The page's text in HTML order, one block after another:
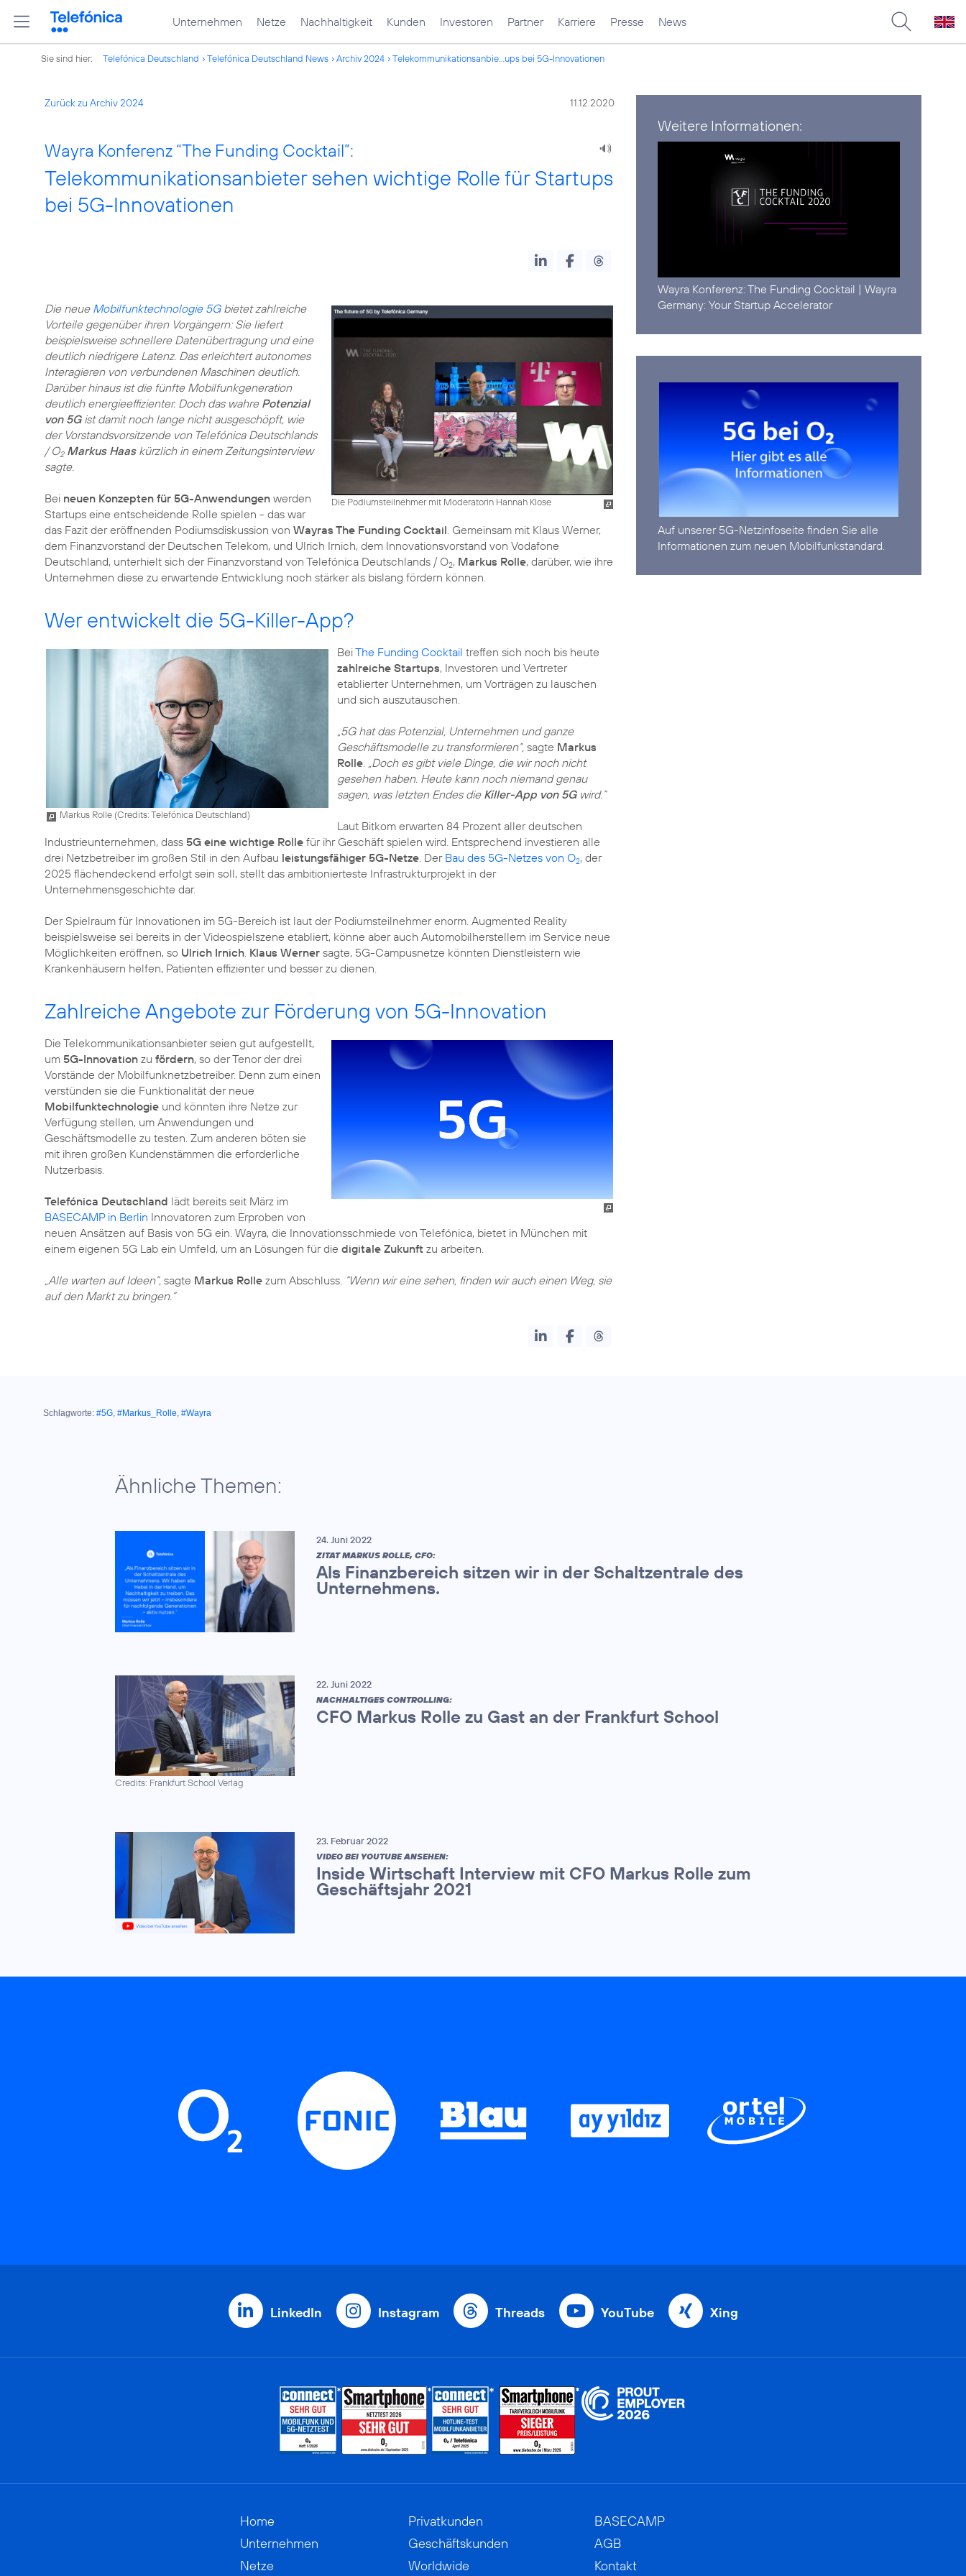
Unternehmen Netze Nachhaltigkeit Kunden Investoren Partner Karriere Presse News
Sie sind hier: Telefónica Deutschland Telefónica Deutschland News Archiv 2024 Telekommunikationsanbie...ups bei 5G-Innovationen
Zurück zu Archiv 2024 11.12.2020
Wayra Konferenz “The Funding Cocktail”:
Telekommunikationsanbieter sehen wichtige Rolle für Startups
bei 5G-Innovationen
Die Podiumsteilnehmer mit Moderatorin Hannah Klose
Die neue Mobilfunktechnologie 5Gbietet zahlreiche
Vorteile gegenüber ihren Vorgängern: Sie liefert
beispielsweise schnellere Datenübertragung und eine
deutlich niedrigere Latenz. Das erleichtert autonomes
Interagieren von verbundenen Maschinen deutlich.
Darüber hinaus ist die fünfte Mobilfunkgeneration
deutlich energieeffizienter. Doch das wahre Potenzial
von 5Gist damit noch lange nicht ausgeschöpft, wie
der Vorstandsvorsitzende von Telefónica Deutschlands
/ O2 Markus Haaskürzlich in einem Zeitungsinterview
sagte.
Bei neuen Konzepten für 5G-Anwendungen werden
Startups eine entscheidende Rolle spielen - das war
das Fazit der eröffnenden Podiumsdiskussion von Wayras The Funding Cocktail. Gemeinsam mit Klaus Werner,
dem Finanzvorstand der Deutschen Telekom, und Ulrich Irnich, dem Innovationsvorstand von Vodafone
Deutschland, unterhielt sich der Finanzvorstand von Telefónica Deutschlands / O2, Markus Rolle, darüber, wie ihre
Unternehmen diese zu erwartende Entwicklung noch stärker als bislang fördern können.
Wer entwickelt die 5G-Killer-App?
Markus Rolle (Credits: Telefónica Deutschland)
BeiThe Funding Cocktail treffen sich noch bis heute
zahlreiche Startups, Investoren und Vertreter
etablierter Unternehmen, um Vorträgen zu lauschen
und sich auszutauschen.
„5G hat das Potenzial, Unternehmen und ganze
Geschäftsmodelle zu transformieren“,sagte Markus
Rolle. „Doch es gibt viele Dinge, die wir noch nicht
gesehen haben. Heute kann noch niemand genau
sagen, was letzten Endes die Killer-App von 5Gwird.“
Laut Bitkom erwarten 84 Prozent aller deutschen
Industrieunternehmen, dass 5G eine wichtige Rolle für ihr Geschäft spielen wird. Entsprechend investieren alle
drei Netzbetreiber im großen Stil in den Aufbau leistungsfähiger 5G-Netze. Der Bau des 5G-Netzes von O2, der
2025 flächendeckend erfolgt sein soll, stellt das ambitionierteste Infrastrukturprojekt in der
Unternehmensgeschichte dar.
Der Spielraum für Innovationen im 5G-Bereich ist laut der Podiumsteilnehmer enorm. Augmented Reality
beispielsweise sei bereits in der Videospielszene etabliert, könne aber auch Automobilherstellern im Service neue
Möglichkeiten eröffnen, so Ulrich Irnich. Klaus Werner sagte, 5G-Campusnetze könnten Dienstleistern wie
Krankenhäusern helfen, Patienten effizienter und besser zu dienen.
Zahlreiche Angebote zur Förderung von 5G-Innovation
Die Telekommunikationsanbieter seien gut aufgestellt,
um 5G-Innovation zu fördern, so der Tenor der drei
Vorstände der Mobilfunknetzbetreiber. Denn zum einen
verstünden sie die Funktionalität der neue
Mobilfunktechnologie und könnten ihre Netze zur
Verfügung stellen, um Anwendungen und
Geschäftsmodelle zu testen. Zum anderen böten sie
mit ihren großen Kundenstämmen die erforderliche
Nutzerbasis.
Telefónica Deutschland lädt bereits seit März im
BASECAMP in Berlin Innovatoren zum Erproben von
neuen Ansätzen auf Basis von 5G ein. Wayra, die Innovationsschmiede von Telefónica, bietet in München mit
einem eigenen 5G Lab ein Umfeld, um an Lösungen für die digitale Zukunft zu arbeiten.
„Alle warten auf Ideen”, sagte Markus Rolle zum Abschluss. “Wenn wir eine sehen, finden wir auch einen Weg, sie
auf den Markt zu bringen.”
Weitere Informationen:
Wayra Konferenz:The Funding Cocktail | Wayra
Germany:Your Startup Accelerator
Auf unserer 5G-Netzinfoseite finden Sie alle
Informationen zum neuen Mobilfunkstandard.
Schlagworte: #5G, #Markus_Rolle, #Wayra
Ähnliche Themen:
24. Juni 2022
ZITAT MARKUS ROLLE, CFO:
Als Finanzbereich sitzen wir in der Schaltzentrale des
Unternehmens.
Credits: Frankfurt School Verlag
22. Juni 2022
NACHHALTIGES CONTROLLING:
CFO Markus Rolle zu Gast an der Frankfurt School
23. Februar 2022
VIDEO BEI YOUTUBE ANSEHEN:
Inside Wirtschaft Interview mit CFO Markus Rolle zum
Geschäftsjahr 2021
LinkedIn Instagram Threads YouTube Xing
Home
Unternehmen
Netze
Privatkunden
Geschäftskunden
Worldwide
BASECAMP
AGB
Kontakt